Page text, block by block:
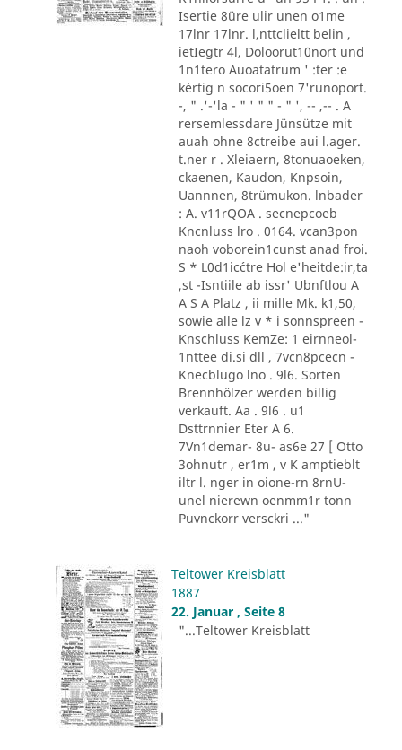
Isertie 8üre ulir unen o1me
17lnr 17lnr. l,nttclieltt belin ,
ietIegtr 4l, Doloorut10nort und
1n1tero Auoatatrum ' :ter :e
kèrtig n socori5oen 7'runoport.
-, " .'-'la - " ' " " - " ', -- ,-- . A
rersemlessdare Jünsütze mit
auah ohne 8ctreibe aui l.ager.
t.ner r . Xleiaern, 8tonuaoeken,
ckaenen, Kaudon, Knpsoin,
Uannnen, 8trümukon. lnbader
: A. v11rQOA . secnepcoeb
Kncnluss lro . 0164. vcan3pon
naoh voborein1cunst anad froi.
S * L0d1ic´ctre Hol e'heitde:ir,ta
,st -Isntiile ab issr' Ubnftlou A
A S A Platz , ii mille Mk. k1,50,
sowie alle lz v * i sonnspreen -
Knschluss KemZe: 1 eirnneol-
1nttee di.si dll , 7vcn8pcecn -
Knecblugo lno . 9l6. Sorten
Brennhölzer werden billig
verkauft. Aa . 9l6 . u1
Dsttrnnier Eter A 6.
7Vn1demar- 8u- as6e 27 [ Otto
3ohnutr , er1m , v K amptieblt
iltr l. nger in oione-rn 8rnU-
unel nierewn oenmm1r tonn
Puvnckorr versckri ..."
Teltower Kreisblatt
1887
22. Januar , Seite 8
"...Teltower Kreisblatt